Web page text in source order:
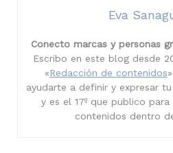
Eva
Conecto marcas y personas
Escribo en este blog desde
«Redacción de contenidos
ayudarte a definir y expresar
y es el 17º que publico
contenidos dentro